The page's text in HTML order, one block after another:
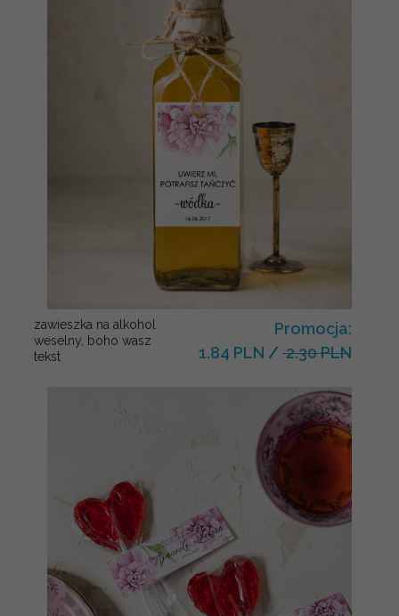
zawieszka na alkohol
weselny, boho wasz
tekst
Promocja:
1.84 PLN / 2.30 PLN